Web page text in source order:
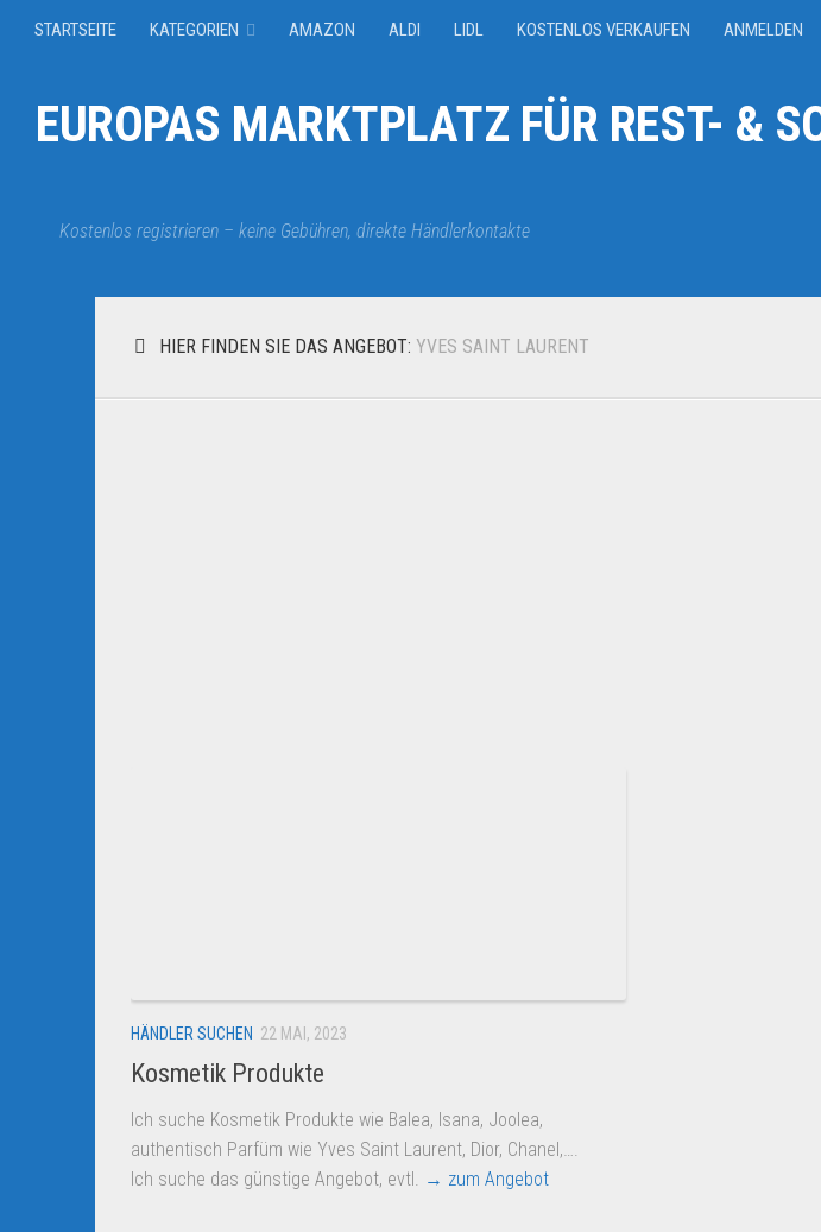
STARTSEITE KATEGORIEN AMAZON ALDI LIDL KOSTENLOS VERKAUFEN ANMELDEN
EUROPAS MARKTPLATZ FÜR REST- &
Kostenlos registrieren – keine Gebühren, direkte Händlerkontakte
HIER FINDEN SIE DAS ANGEBOT: YVES SAINT LAURENT
HÄNDLER SUCHEN 22 MAI, 2023
Kosmetik Produkte
Ich suche Kosmetik Produkte wie Balea, Isana, Joolea,
authentisch Parfüm wie Yves Saint Laurent, Dior, Chanel,….
Ich suche das günstige Angebot, evtl.
→ zum Angebot